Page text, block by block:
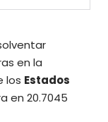
en la
los Estados
en 20.7045